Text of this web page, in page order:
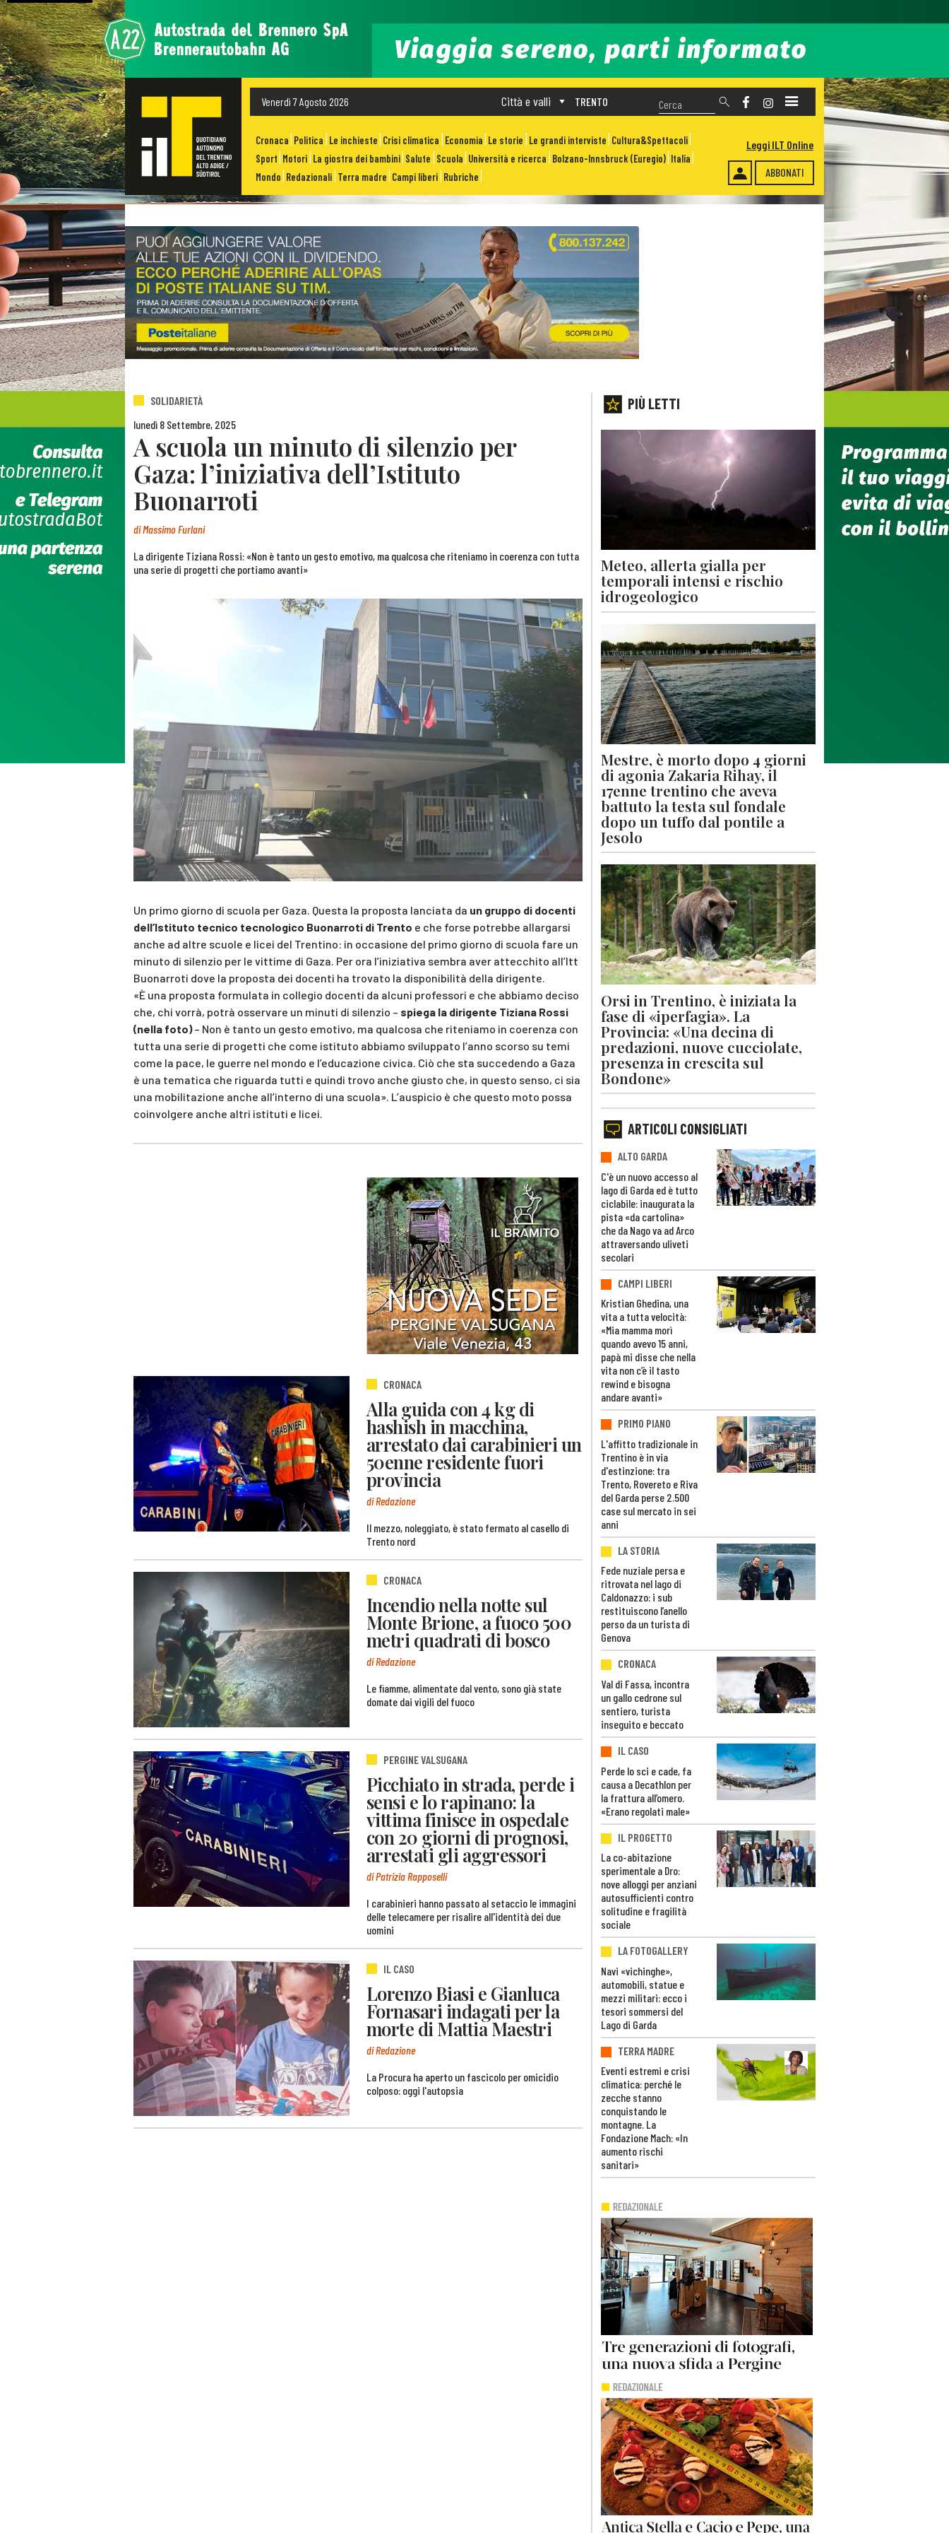
Venerdì 7 Agosto 2026 TRENTO
Città e valli
Cronaca Politica Le inchieste Crisi climatica Economia Le storie Le grandi interviste Cultura&Spettacoli
Sport Motori La giostra dei bambini Salute Scuola Università e ricerca Bolzano-Innsbruck (Euregio) Italia
Mondo Redazionali Terra madre Campi liberi Rubriche ABBONATI
Leggi ILT Online
SOLIDARIETÀ
lunedì 8 Settembre, 2025
A scuola un minuto di silenzio per
Gaza: l’iniziativa dell’Istituto
Buonarroti
diMassimo Furlani
La dirigente Tiziana Rossi: «Non è tanto un gesto emotivo, ma qualcosa che riteniamo in coerenza con tutta
una serie di progetti che portiamo avanti»
Un primo giorno di scuola per Gaza. Questa la proposta lanciata da un gruppo di docenti
dell’Istituto tecnico tecnologico Buonarroti di Trento e che forse potrebbe allargarsi
anche ad altre scuole e licei del Trentino: in occasione del primo giorno di scuola fare un
minuto di silenzio per le vittime di Gaza. Per ora l’iniziativa sembra aver attecchito all’Itt
Buonarroti dove la proposta dei docenti ha trovato la disponibilità della dirigente.
«È una proposta formulata in collegio docenti da alcuni professori e che abbiamo deciso
che, chi vorrà, potrà osservare un minuti di silenzio – spiega la dirigente Tiziana Rossi
(nella foto)– Non è tanto un gesto emotivo, ma qualcosa che riteniamo in coerenza con
tutta una serie di progetti che come istituto abbiamo sviluppato l’anno scorso su temi
come la pace, le guerre nel mondo e l’educazione civica. Ciò che sta succedendo a Gaza
è una tematica che riguarda tutti e quindi trovo anche giusto che, in questo senso, ci sia
una mobilitazione anche all’interno di una scuola». L’auspicio è che questo moto possa
coinvolgere anche altri istituti e licei.
CRONACA
Alla guida con 4 kg di
hashish in macchina,
arrestato dai carabinieri un
50enne residente fuori
provincia
di Redazione
Il mezzo, noleggiato, è stato fermato al casello di
Trento nord
CRONACA
Incendio nella notte sul
Monte Brione, a fuoco 500
metri quadrati di bosco
di Redazione
Le fiamme, alimentate dal vento, sono già state
domate dai vigili del fuoco
PERGINE VALSUGANA
Picchiato in strada, perde i
sensi e lo rapinano: la
vittima finisce in ospedale
con 20 giorni di prognosi,
arrestati gli aggressori
di Patrizia Rapposelli
I carabinieri hanno passato al setaccio le immagini
delle telecamere per risalire all'identità dei due
uomini
IL CASO
Lorenzo Biasi e Gianluca
Fornasari indagati per la
morte di Mattia Maestri
di Redazione
La Procura ha aperto un fascicolo per omicidio
colposo: oggi l'autopsia
PIÙ LETTI
Meteo, allerta gialla per
temporali intensi e rischio
idrogeologico
Mestre, è morto dopo 4 giorni
di agonia Zakaria Rihay, il
17enne trentino che aveva
battuto la testa sul fondale
dopo un tuffo dal pontile a
Jesolo
Orsi in Trentino, è iniziata la
fase di «iperfagia». La
Provincia: «Una decina di
predazioni, nuove cucciolate,
presenza in crescita sul
Bondone»
ARTICOLI CONSIGLIATI
ALTO GARDA
C'è un nuovo accesso al
lago di Garda ed è tutto
ciclabile: inaugurata la
pista «da cartolina»
che da Nago va ad Arco
attraversando uliveti
secolari
CAMPI LIBERI
Kristian Ghedina, una
vita a tutta velocità:
«Mia mamma morì
quando avevo 15 anni,
papà mi disse che nella
vita non c’è il tasto
rewind e bisogna
andare avanti»
PRIMO PIANO
L'affitto tradizionale in
Trentino è in via
d'estinzione: tra
Trento, Rovereto e Riva
del Garda perse 2.500
case sul mercato in sei
anni
LA STORIA
Fede nuziale persa e
ritrovata nel lago di
Caldonazzo: i sub
restituiscono l’anello
perso da un turista di
Genova
CRONACA
Val di Fassa, incontra
un gallo cedrone sul
sentiero, turista
inseguito e beccato
IL CASO
Perde lo sci e cade, fa
causa a Decathlon per
la frattura all’omero.
«Erano regolati male»
IL PROGETTO
La co-abitazione
sperimentale a Dro:
nove alloggi per anziani
autosufficienti contro
solitudine e fragilità
sociale
LA FOTOGALLERY
Navi «vichinghe»,
automobili, statue e
mezzi militari: ecco i
tesori sommersi del
Lago di Garda
TERRA MADRE
Eventi estremi e crisi
climatica: perché le
zecche stanno
conquistando le
montagne. La
Fondazione Mach: «In
aumento rischi
sanitari»